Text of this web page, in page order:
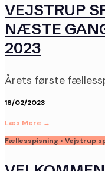
VEJSTRUP
NÆSTE
2023
Årets første
18/02/2023
Læs Mere →
Fællesspisning • Vejstrup